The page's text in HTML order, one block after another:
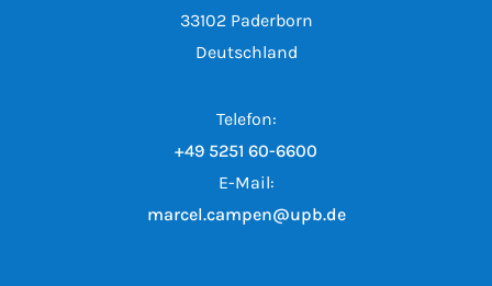
33102 Paderborn
Deutschland
Telefon:
+49 5251 60-6600
E-Mail:
marcel.campen@upb.de